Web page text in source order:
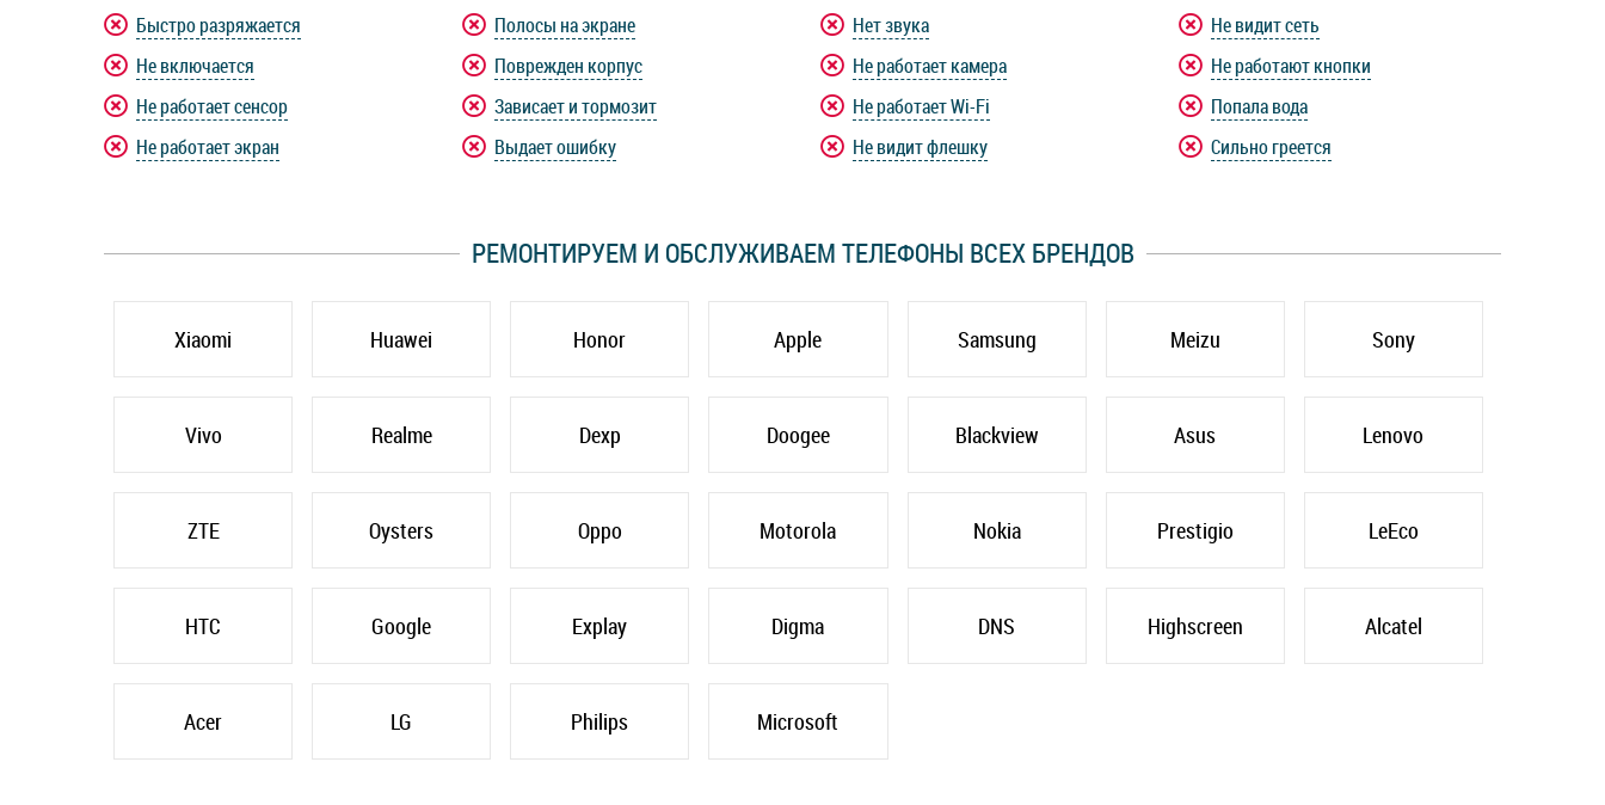
Быстро разряжается
Не включается
Не работает сенсор
Не работает экран
Полосы на экране
Поврежден корпус
Зависает и тормозит
Выдает ошибку
Нет звука
Не работает камера
Не работает Wi-Fi
Не видит флешку
Не видит сеть
Не работают кнопки
Попала вода
Сильно греется
РЕМОНТИРУЕМ И ОБСЛУЖИВАЕМ ТЕЛЕФОНЫ ВСЕХ БРЕНДОВ
Xiaomi Huawei Honor Apple Samsung Meizu Sony
Vivo Realme Dexp Doogee Blackview Asus Lenovo
ZTE Oysters Oppo Motorola Nokia Prestigio LeEco
HTC Google Explay Digma DNS Highscreen Alcatel
Acer LG Philips Microsoft